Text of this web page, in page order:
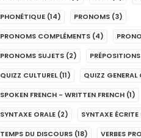
PHONÉTIQUE (14) PRONOMS (3)
PRONOMS COMPLÉMENTS (4)
PRONOMS SUJETS (2) PRÉPOSITIONS
QUIZZ CULTUREL (11) QUIZZ GENERAL
SPOKEN FRENCH - WRITTEN FRENCH (1)
SYNTAXE ORALE (2) SYNTAXE ÉCRITE
TEMPS DU DISCOURS (18) VERBES